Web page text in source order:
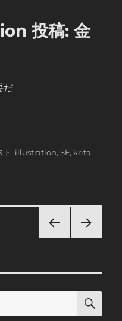
投稿: 金
だ
大義” の
ト , illustration,SF, krita,
検